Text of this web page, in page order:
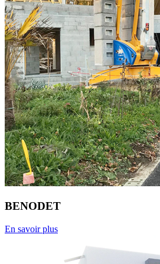
BENODET
En savoir plus